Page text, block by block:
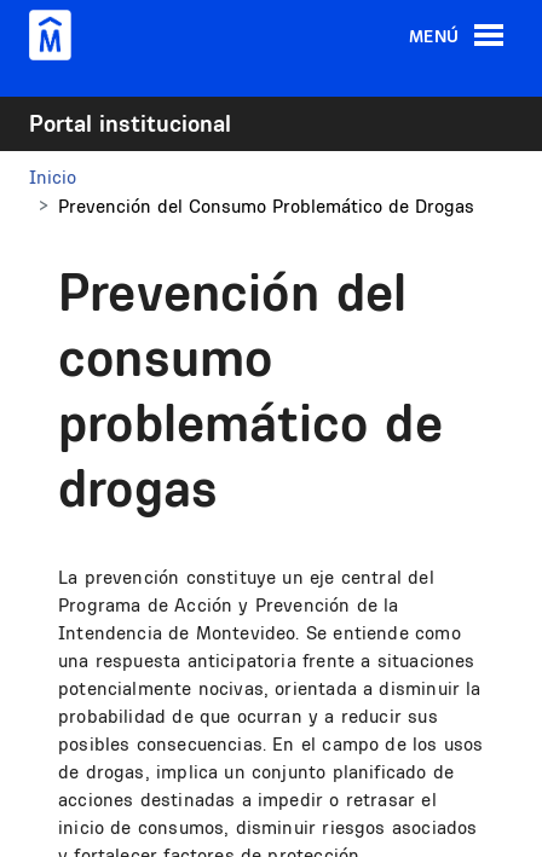
Pasar al contenido principal
MENÚ
Portal institucional
Inicio
Prevención del Consumo Problemático de Drogas
Prevención del
consumo
problemático de
drogas
La prevención constituye un eje central del
Programa de Acción y Prevención de la
Intendencia de Montevideo. Se entiende como
una respuesta anticipatoria frente a situaciones
potencialmente nocivas, orientada a disminuir la
probabilidad de que ocurran y a reducir sus
posibles consecuencias. En el campo de los usos
de drogas, implica un conjunto planificado de
acciones destinadas a impedir o retrasar el
inicio de consumos, disminuir riesgos asociados